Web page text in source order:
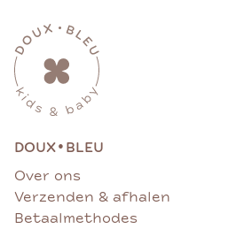
DOUX• BLEU
Over ons
Verzenden & afhalen
Betaalmethodes